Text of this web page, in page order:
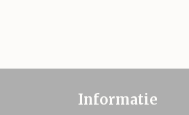
Informatie